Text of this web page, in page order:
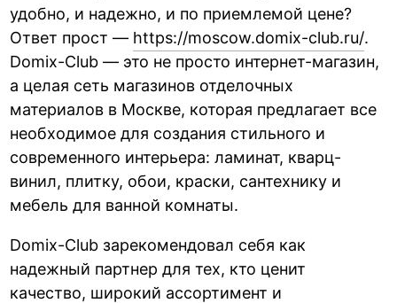
удобно, и надежно, и по приемлемой цене?
Ответ прост — https://moscow.domix-club.ru/.
Domix-Club — это не просто интернет-магазин,
а целая сеть магазинов отделочных
материалов в Москве, которая предлагает все
необходимое для создания стильного и
современного интерьера: ламинат, кварц-
винил, плитку, обои, краски, сантехнику и
мебель для ванной комнаты.
Domix-Club зарекомендовал себя как
надежный партнер для тех, кто ценит
качество, широкий ассортимент и